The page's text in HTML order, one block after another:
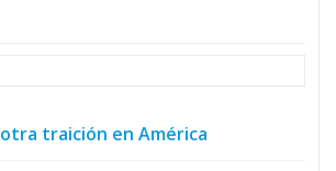
traición en América